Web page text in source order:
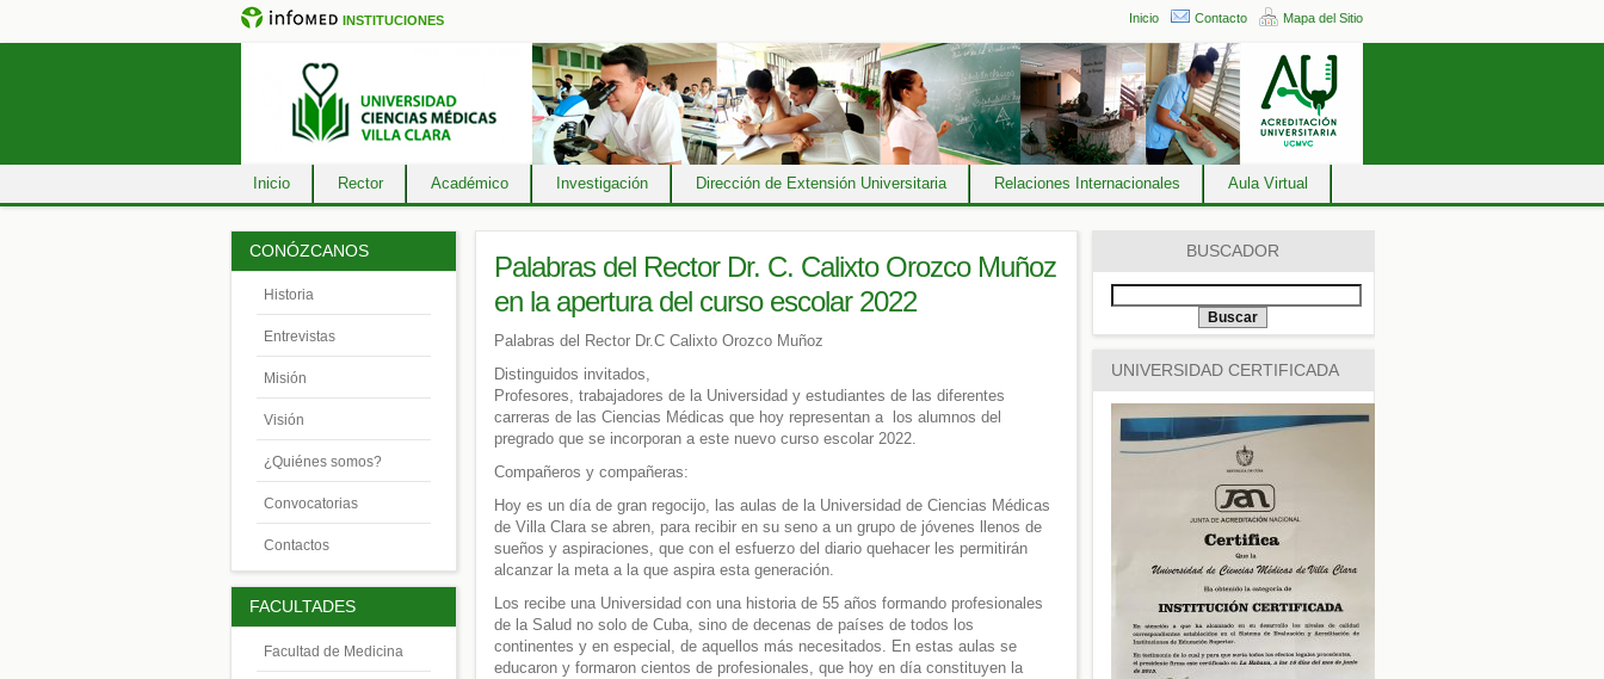
INSTITUCIONES Inicio Contacto Mapa del Sitio
Inicio Rector Académico Investigación Dirección de Extensión Universitaria Relaciones Internacionales Aula Virtual
Palabras del Rector Dr. C. Calixto Orozco Muñoz
en la apertura del curso escolar 2022
Palabras del Rector Dr.C Calixto Orozco Muñoz
Distinguidos invitados,
Profesores, trabajadores de la Universidad y estudiantes de las diferentes
carreras de las Ciencias Médicas que hoy representan a los alumnos del
pregrado que se incorporan a este nuevo curso escolar 2022.
Compañeros y compañeras:
Hoy es un día de gran regocijo, las aulas de la Universidad de Ciencias Médicas
de Villa Clara se abren, para recibir en su seno a un grupo de jóvenes llenos de
sueños y aspiraciones, que con el esfuerzo del diario quehacer les permitirán
alcanzar la meta a la que aspira esta generación.
Los recibe una Universidad con una historia de 55 años formando profesionales
de la Salud no solo de Cuba, sino de decenas de países de todos los
continentes y en especial, de aquellos más necesitados. En estas aulas se
educaron y formaron cientos de profesionales, que hoy en día constituyen la
CONÓZCANOS
Historia
Entrevistas
Misión
Visión
¿Quiénes somos?
Convocatorias
Contactos
FACULTADES
Facultad de Medicina
BUSCADOR
UNIVERSIDAD CERTIFICADA